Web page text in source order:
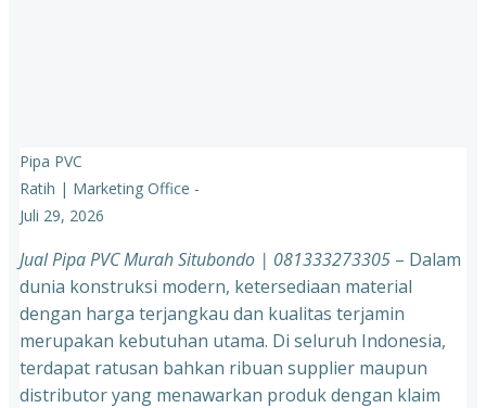
Pipa PVC
Ratih | Marketing Office -
Juli 29, 2026
Jual Pipa PVC Murah Situbondo | 081333273305 – Dalam
dunia konstruksi modern, ketersediaan material
dengan harga terjangkau dan kualitas terjamin
merupakan kebutuhan utama. Di seluruh Indonesia,
terdapat ratusan bahkan ribuan supplier maupun
distributor yang menawarkan produk dengan klaim